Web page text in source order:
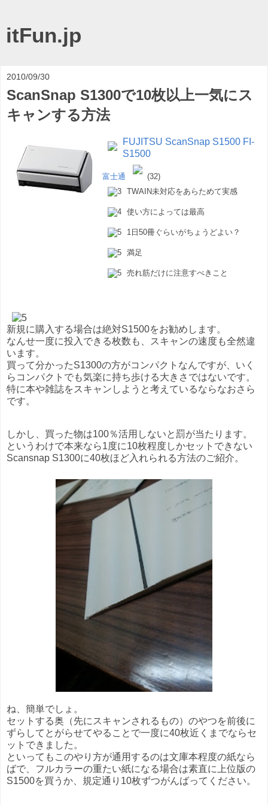
itFun.jp
2010/09/30
ScanSnap S1300で10枚以上一気にス
キャンする方法
FUJITSU ScanSnap S1500 FI-
S1500
富士通
(32)
TWAIN未対応をあらためて実感
使い方によっては最高
1日50冊ぐらいがちょうどよい？
満足
売れ筋だけに注意すべきこと
新規に購入する場合は絶対S1500をお勧めします。
なんせ一度に投入できる枚数も、スキャンの速度も全然違
います。
買って分かったS1300の方がコンパクトなんですが、いく
らコンパクトでも気楽に持ち歩ける大きさではないです。
特に本や雑誌をスキャンしようと考えているならなおさら
です。
しかし、買った物は100％活用しないと罰が当たります。
というわけで本来なら1度に10枚程度しかセットできない
Scansnap S1300に40枚ほど入れられる方法のご紹介。
ね、簡単でしょ。
セットする奥（先にスキャンされるもの）のやつを前後に
ずらしてとがらせてやることで一度に40枚近くまでならセ
ットできました。
といってもこのやり方が通用するのは文庫本程度の紙なら
ばで、フルカラーの重たい紙になる場合は素直に上位版の
S1500を買うか、規定通り10枚ずつがんばってください。